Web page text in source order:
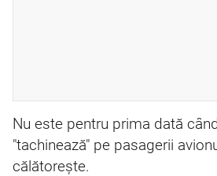
Nu este pentru prima dată când
"tachinează" pe pasagerii
călătoreşte.